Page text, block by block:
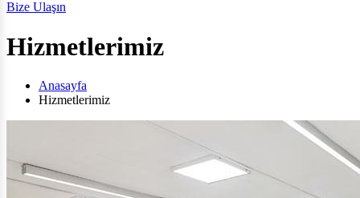
Bize Ulaşın
Hizmetlerimiz
Anasayfa
Hizmetlerimiz